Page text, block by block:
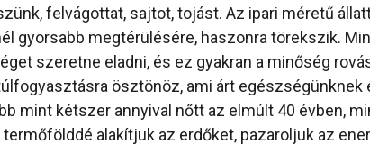
felvágottat, sajtot, tojást. Az ipari méretű
gyorsabb megtérülésére, haszonra törekszik.
szeretne eladni, és ez gyakran a minőség
ösztönöz, ami árt egészségünknek
mint kétszer annyival nőtt az elmúlt 40 évben,
alakítjuk az erdőket, pazaroljuk az